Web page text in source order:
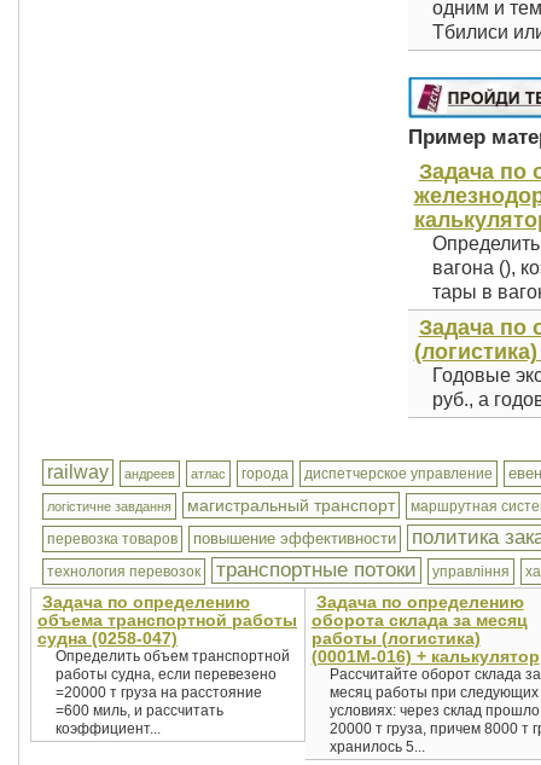
одним и
Тбилиси
Пример
Задача по
вагона (),
тары в
Задача по
Годовые
руб., а
railway андреев атлас города диспетчерское управление
логістичне завдання магистральный транспорт
маршрутная
перевозка товаров
повышение эффективности политика
технология перевозок транспортные потоки управління
Задача по определению
объема транспортной работы
судна (0258-047)
Определить объем транспортной
работы судна, если перевезено
=20000 т груза на расстояние
=600 миль, и рассчитать
коэффициент...
Задача по определению
оборота склада за месяц
работы (логистика)
(0001М-016) + калькулятор
Рассчитайте оборот склада за
месяц работы при следующих
условиях: через склад прошло
20000 т груза, причем 8000 т
хранилось 5...